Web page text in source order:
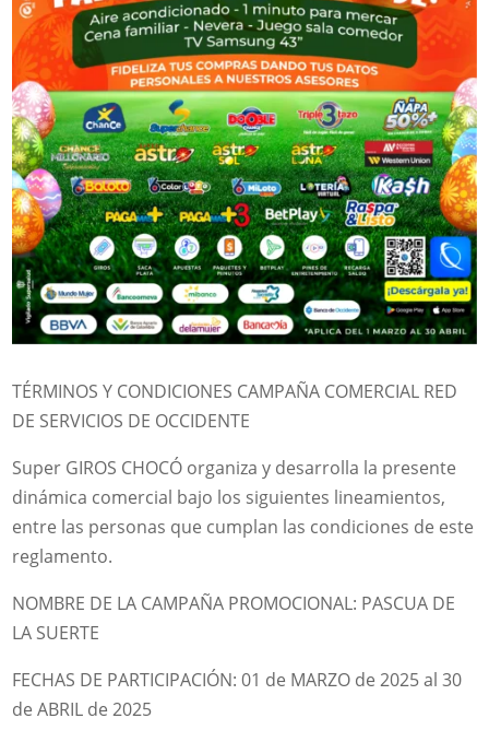
TÉRMINOS Y CONDICIONES CAMPAÑA COMERCIAL RED
DE SERVICIOS DE OCCIDENTE
Super GIROS CHOCÓ organiza y desarrolla la presente
dinámica comercial bajo los siguientes lineamientos,
entre las personas que cumplan las condiciones de este
reglamento.
NOMBRE DE LA CAMPAÑA PROMOCIONAL: PASCUA DE
LA SUERTE
FECHAS DE PARTICIPACIÓN: 01 de MARZO de 2025 al 30
de ABRIL de 2025